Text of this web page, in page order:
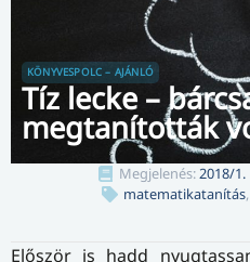
KÖNYVESPOLC – AJÁNLÓ
Tíz lecke –
megtanították
Megjelenés:2018/1.
matematikatanítás,
Először is hadd